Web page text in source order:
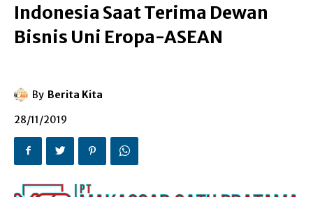
Indonesia Saat Terima Dewan
Bisnis Uni Eropa-ASEAN
By Berita Kita
28/11/2019